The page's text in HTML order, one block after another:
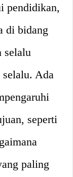
pendidikan,
di bidang
selalu
Ada
seperti
paling